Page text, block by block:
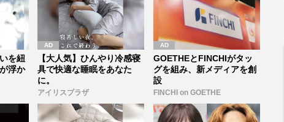
を紐
浮か
【大人気】ひんやり冷感寝
具で快適な睡眠をあなた
に。
アイリスプラザ
GOETHEとFINCHIがタッ
グを組み、新メディアを創
設
FINCHI on GOETHE